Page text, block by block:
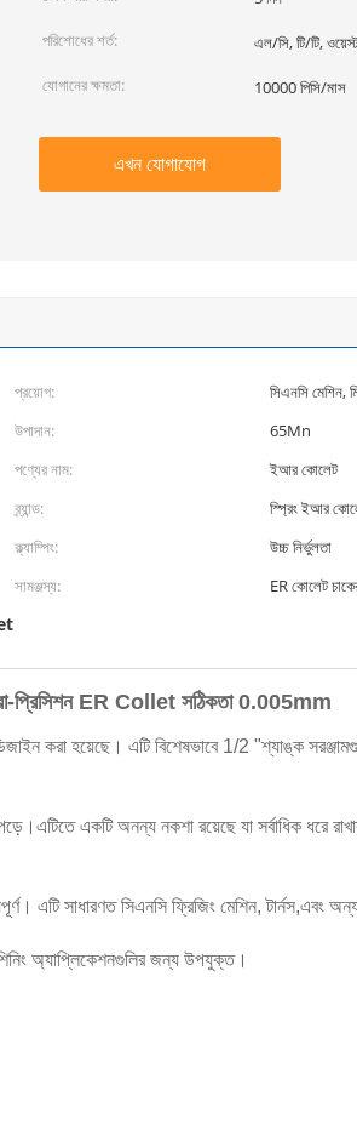
পরিশোধের শর্ত:
এল/সি, টি/টি,
যোগানের ক্ষমতা:
10000 পিসি/মাস
এখন যোগাযোগ
প্রয়োগ:
সিএনসি মেশিন,
উপাদান:
65Mn
পণ্যের নাম:
ইআর কোলেট
ব্র্যান্ড:
স্প্রিং ইআর
ক্ল্যাম্পিং:
উচ্চ নির্ভুলতা
সামঞ্জস্য:
ER কোলেট
প্রিসিশন ER Collet সঠিকতা 0.005mm
হয়েছে। এটি বিশেষভাবে 1/2 "শ্যাঙ্ক সরঞ্জামগুলি
একটি অনন্য নকশা রয়েছে যা সর্বাধিক ধরে
সাধারণত সিএনসি ফ্রিজিং মেশিন, টার্নস,এবং
অ্যাপ্লিকেশনগুলির জন্য উপযুক্ত।